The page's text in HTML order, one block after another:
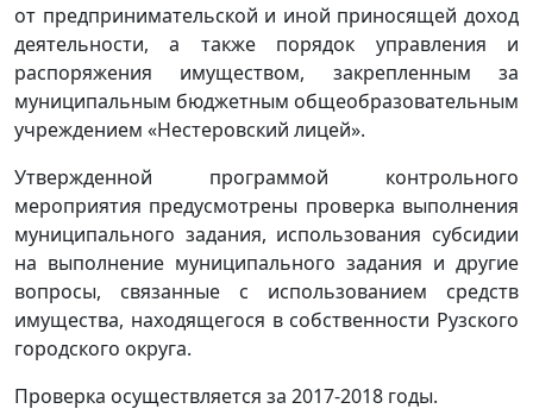
от предпринимательской и иной приносящей доход
деятельности, а также порядок управления и
распоряжения имуществом, закрепленным за
муниципальным бюджетным общеобразовательным
учреждением «Нестеровский лицей».
Утвержденной программой контрольного
мероприятия предусмотрены проверка выполнения
муниципального задания, использования субсидии
на выполнение муниципального задания и другие
вопросы, связанные с использованием средств
имущества, находящегося в собственности Рузского
городского округа.
Проверка осуществляется за 2017-2018 годы.